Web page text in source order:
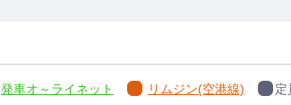
発車オ～ライネット リムジン(空港線) 定